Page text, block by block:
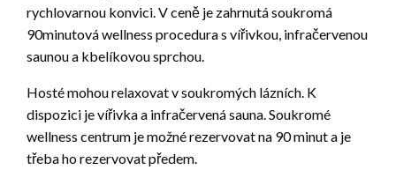
rychlovarnou konvici. V ceně je zahrnutá soukromá
90minutová wellness procedura s vířivkou, infračervenou
saunou a kbelíkovou sprchou.
Hosté mohou relaxovat v soukromých lázních. K
dispozici je vířivka a infračervená sauna. Soukromé
wellness centrum je možné rezervovat na 90 minut a je
třeba ho rezervovat předem.